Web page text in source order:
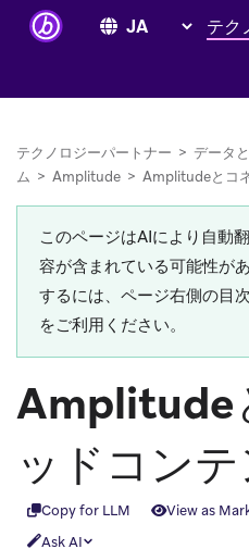
テク
テクノロジーパートナー > データ
ム > Amplitude > Amplitudeとコ
このページはAIにより自動
容が含まれている可能性が
するには、ページ右側の目
をご利用ください。
Amplitude
ッドコン
Copy for LLM View as
Ask AI